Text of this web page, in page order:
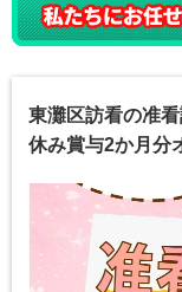
東灘区訪看の准
休み賞与2か月分